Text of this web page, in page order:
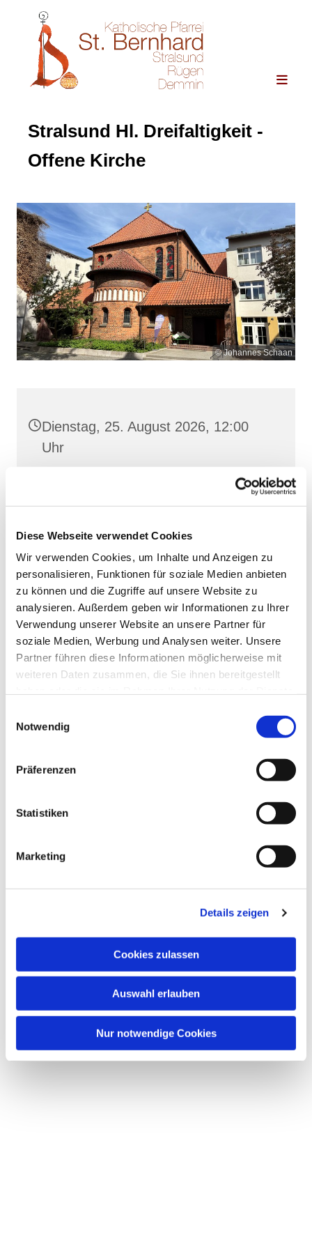
Diese Webseite verwendet Cookies
Wir verwenden Cookies, um Inhalte und Anzeigen zu
personalisieren, Funktionen für soziale Medien anbieten
zu können und die Zugriffe auf unsere Website zu
analysieren. Außerdem geben wir Informationen zu Ihrer
Verwendung unserer Website an unsere Partner für
soziale Medien, Werbung und Analysen weiter. Unsere
Partner führen diese Informationen möglicherweise mit
weiteren Daten zusammen, die Sie ihnen bereitgestellt
Notwendig
Präferenzen
Statistiken
Marketing
Details zeigen
Cookies zulassen
Auswahl erlauben
Nur notwendige Cookies
Stralsund Hl. Dreifaltigkeit -
Offene Kirche
© Johannes Schaan
Dienstag, 25. August 2026, 12:00
Uhr
Frankenwall 7, 18439 Stralsund